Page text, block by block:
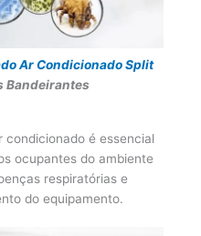
Ar Condicionado Split
Bandeirantes
condicionado é essencial
ocupantes do ambiente
respiratórias e
do equipamento.